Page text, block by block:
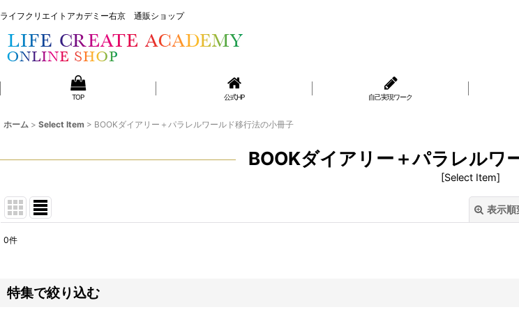
ライフクリエイトアカデミー右京 通販ショップ
TOP 公式HP 自己実現ワーク
ホーム > Select Item > BOOKダイアリー＋パラレルワールド移行法の小冊子
BOOKダイアリー＋パラレルワ
[Select Item]
表示順
並び順:
0件
特集で絞り込む